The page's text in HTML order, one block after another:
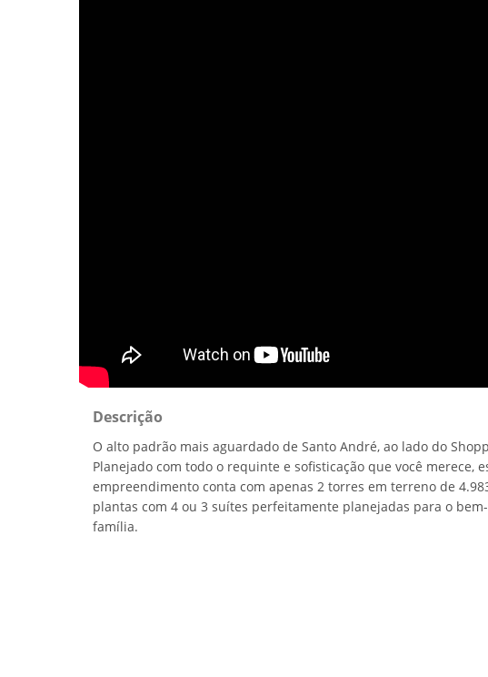
Descrição
O alto padrão mais aguardado de Santo André, ao lado do
Planejado com todo o requinte e sofisticação que você merece,
empreendimento conta com apenas 2 torres em terreno de
plantas com 4 ou 3 suítes perfeitamente planejadas para o
família.